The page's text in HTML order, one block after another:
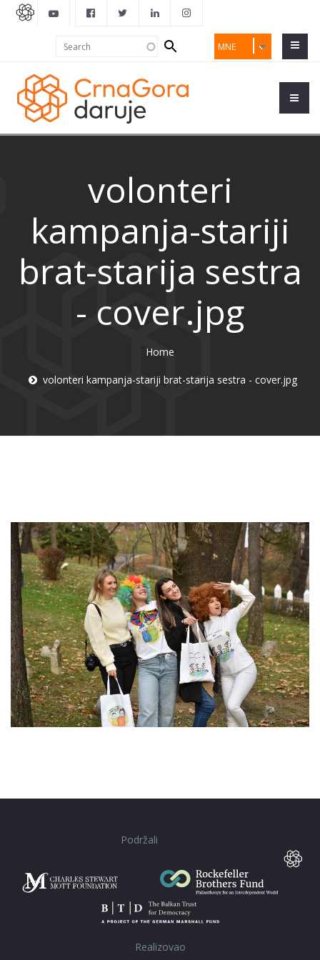
MNE
Search
form
volonteri
kampanja-stariji
brat-starija sestra
- cover.jpg
Home
volonteri kampanja-stariji brat-starija sestra - cover.jpg
Podržali
Realizovao